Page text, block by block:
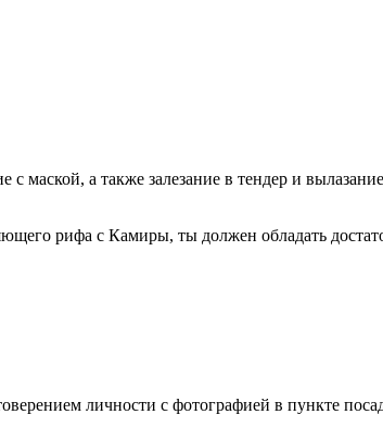
маской, а также залезание в тендер и
рифа с Камиры, ты должен обладать
личности с фотографией в пункте